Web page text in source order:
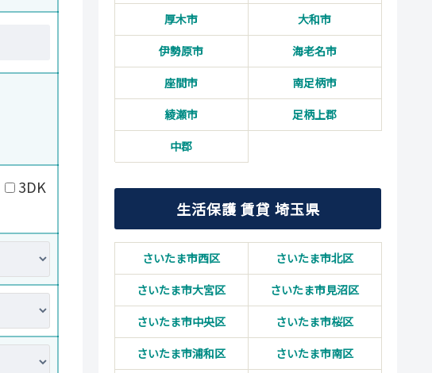
3DK
厚木市
大和市
伊勢原市
海老名市
座間市
南足柄市
綾瀬市
足柄上郡
中郡
生活保護 賃貸 埼玉県
さいたま市西区
さいたま市北区
さいたま市大宮区
さいたま市見沼区
さいたま市中央区
さいたま市桜区
さいたま市浦和区
さいたま市南区